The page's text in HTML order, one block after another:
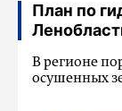
План по
В регионе
осушенных